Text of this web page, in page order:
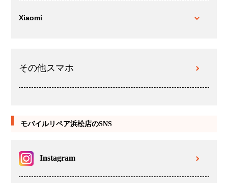
Xiaomi
その他スマホ
モバイルリペア浜松店のSNS
Instagram